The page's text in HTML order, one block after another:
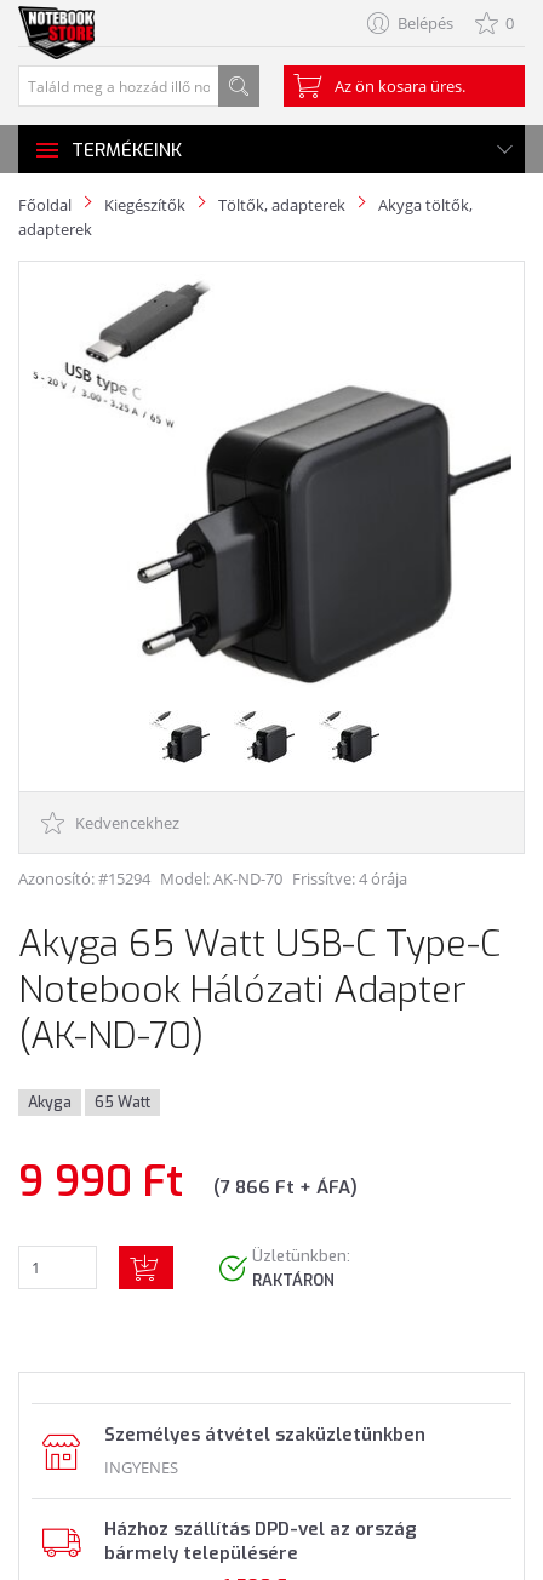
Belépés 0
Az ön kosara üres.
TERMÉKEINK
Főoldal Kiegészítők Töltők, adapterek
Akyga töltők,
adapterek
Kedvencekhez
Azonosító: #15294 Model:AK-ND-70 Frissítve: 4 órája
Akyga 65 Watt USB-C Type-C
Notebook Hálózati Adapter
(AK-ND-70)
Akyga 65 Watt
9 990 Ft (7 866 Ft + ÁFA)
Üzletünkben:
RAKTÁRON
Személyes átvétel szaküzletünkben
INGYENES
Házhoz szállítás DPD-vel az ország
bármely településére